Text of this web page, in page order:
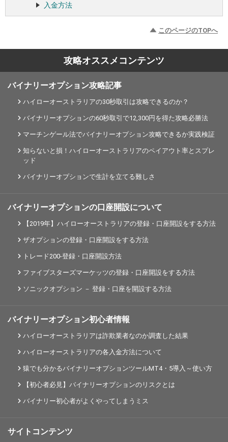
入金方法
このページのTOPへ
攻略オススメコンテンツ
バイナリーオプション攻略記事
ハイローオーストラリアの30秒取引は攻略できるのか？
バイナリーオプションの60秒取引で12,300円を得た攻略必勝法
マーチンゲール法でバイナリーオプション攻略できるか実践検証
知らないと損！ハイローオーストラリアのペイアウト率とスプレ
ッド
バイナリーオプションで生計を立てる難しさ
バイナリーオプションの口座開設について
【2019年】ハイローオーストラリアの登録・口座開設をする方法
ザオプションの登録・口座開設をする方法
トレード200-登録・口座開設方法
ファイブスターズマーケッツの登録・口座開設をする方法
ソニックオプション － 登録・口座を開設する方法
バイナリーオプション初心者情報
ハイローオーストラリアは詐欺業者なのか調査した結果
ハイローオーストラリアの各入金方法について
猿でも分かるバイナリーオプションツールMT4・5導入～使い方
【初心者必見】バイナリーオプションのリスクとは
バイナリー初心者がよくやってしまうミス
サイトコンテンツ